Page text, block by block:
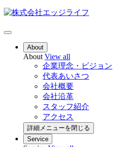
About
About View all
企業理念・ビジョン
代表あいさつ
会社概要
会社沿革
スタッフ紹介
アクセス
詳細メニューを閉じる
Service